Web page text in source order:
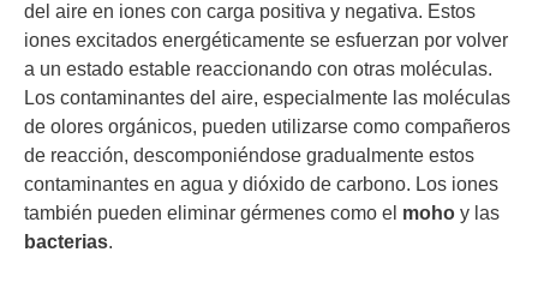
del aire en iones con carga positiva y negativa. Estos
iones excitados energéticamente se esfuerzan por volver
a un estado estable reaccionando con otras moléculas.
Los contaminantes del aire, especialmente las moléculas
de olores orgánicos, pueden utilizarse como compañeros
de reacción, descomponiéndose gradualmente estos
contaminantes en agua y dióxido de carbono. Los iones
también pueden eliminar gérmenes como el moho y las
bacterias.